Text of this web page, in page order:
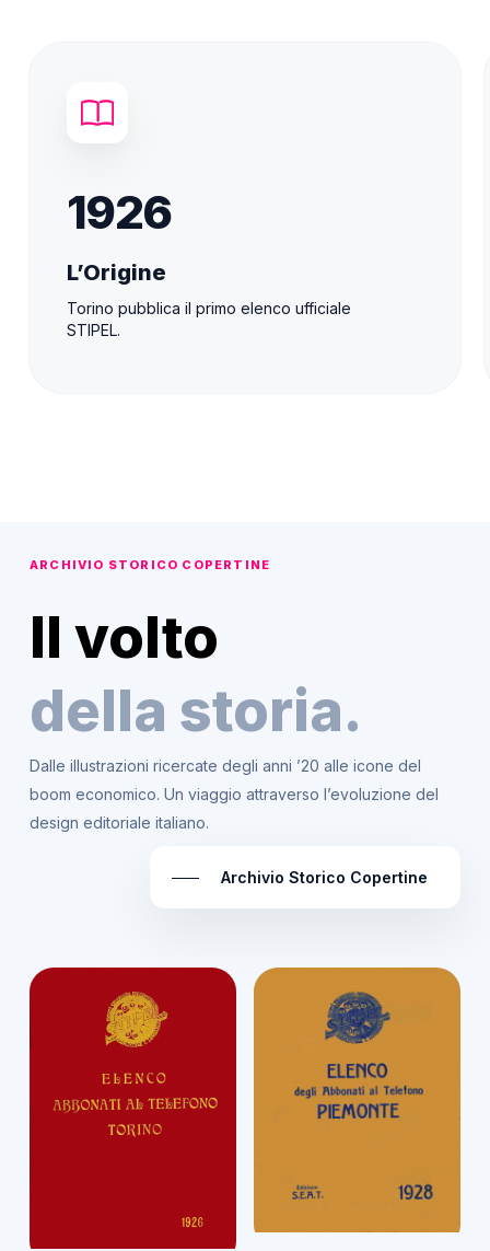
1926
L’Origine
Torino pubblica il primo elenco ufficiale
STIPEL.
ARCHIVIO STORICO COPERTINE
Il volto
della storia.
Dalle illustrazioni ricercate degli anni ’20 alle icone del
boom economico. Un viaggio attraverso l’evoluzione del
design editoriale italiano.
Archivio Storico Copertine